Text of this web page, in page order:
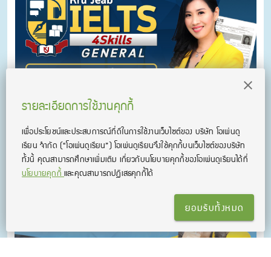
คอร์สติว Kru Jeab IELTS General 4 Skills
คอร์สเรียน IELTS ออนไลน์ Kru Jeab IELTS 4 Skills
รายละเอียดการใช้งานคุกกี้
เพื่อประโยชน์และประสบการณ์ที่ดีในการใช้งานเว็บไซต์ของ บริษัท โอเพ่นดู
เรียน จํากัด (“โอเพ่นดูเรียน”)โอเพ่นดูเรียนจึงใช้คุกกี้บนเว็บไซต์ของบริษัท
ทั้งนี้ คุณสามารถศึกษาเพิ่มเติม เกี่ยวกับนโยบายคุกกี้ของโอเพ่นดูเรียนได้ที่
นโยบายคุกกี้และคุณสามารถปฏิเสธคุกกี้ได้
ยอมรับทั้งหมด